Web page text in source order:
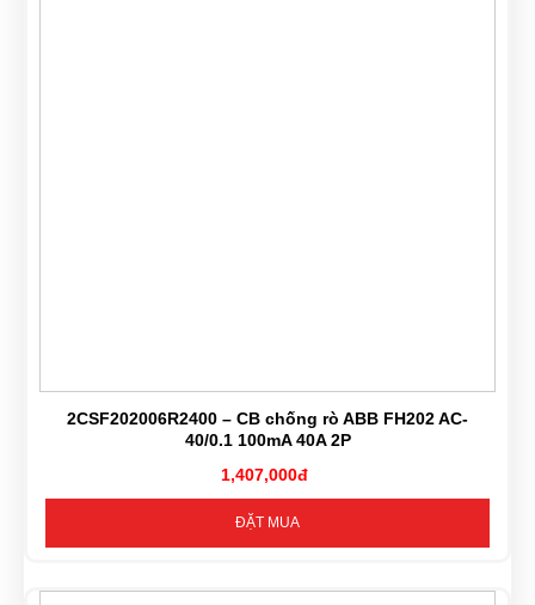
2CSF202006R2400 – CB chống rò ABB FH202 AC-
40/0.1 100mA 40A 2P
1,407,000đ
ĐẶT MUA